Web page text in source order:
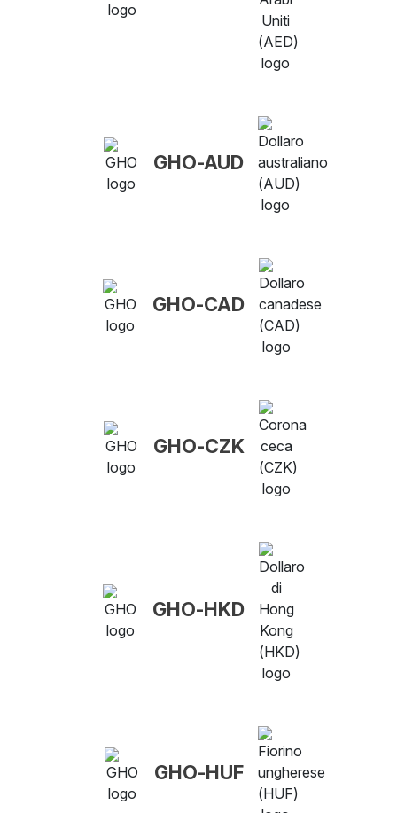
GHO-AUD
GHO-CAD
GHO-CZK
GHO-HKD
GHO-HUF